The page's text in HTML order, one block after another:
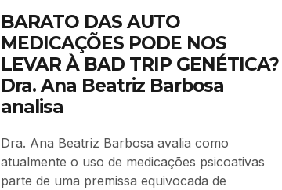
BARATO DAS AUTO
MEDICAÇÕES PODE NOS
LEVAR À BAD TRIP GENÉTICA?
Dra. Ana Beatriz Barbosa
analisa
Dra. Ana Beatriz Barbosa avalia como
atualmente o uso de medicações psicoativas
parte de uma premissa equivocada de